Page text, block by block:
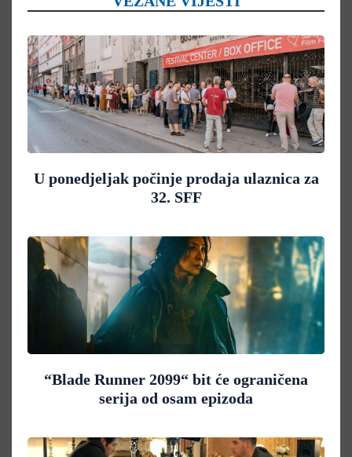
U ponedjeljak počinje prodaja ulaznica za
32. SFF
“Blade Runner 2099“ bit će ograničena
serija od osam epizoda